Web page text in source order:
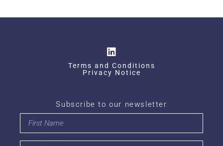
Terms and Conditions
Privacy Notice
Subscribe to our newsletter